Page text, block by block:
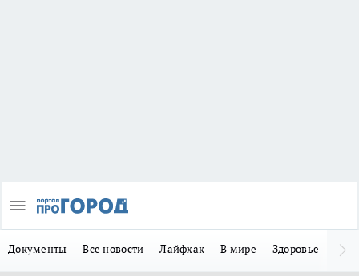
Документы Все новости Лайфхак В мире Здоровье